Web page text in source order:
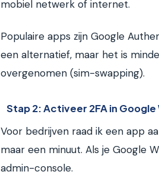
mobiel netwerk of internet.
Populaire apps zijn Google
een alternatief, maar het is
overgenomen (sim-swapping).
Stap 2: Activeer 2FA in
Voor bedrijven raad ik een app
maar een minuut. Als je Google
admin-console.